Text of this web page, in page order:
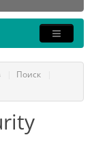
Поиск